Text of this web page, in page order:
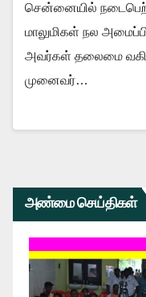
சென்னையில்
மாலுமிகள் நல
அவர்கள் தலைமை
முனைவர்…
அண்மை செய்திகள்